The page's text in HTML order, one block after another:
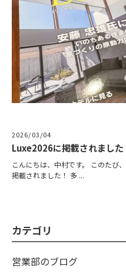
2026/03/04
Luxe2026に掲載されました
こんにちは、中村です。 このたび
掲載されました！ 多 ...
カテゴリ
営業部のブログ